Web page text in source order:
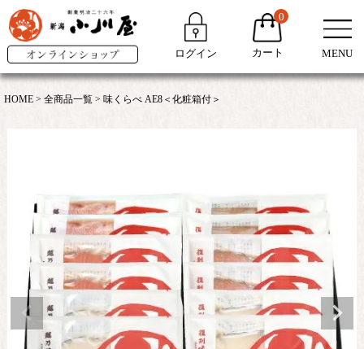
ログイン
0
カート MENU
HOME 全商品一覧 味くらべ AE8＜化粧箱付＞